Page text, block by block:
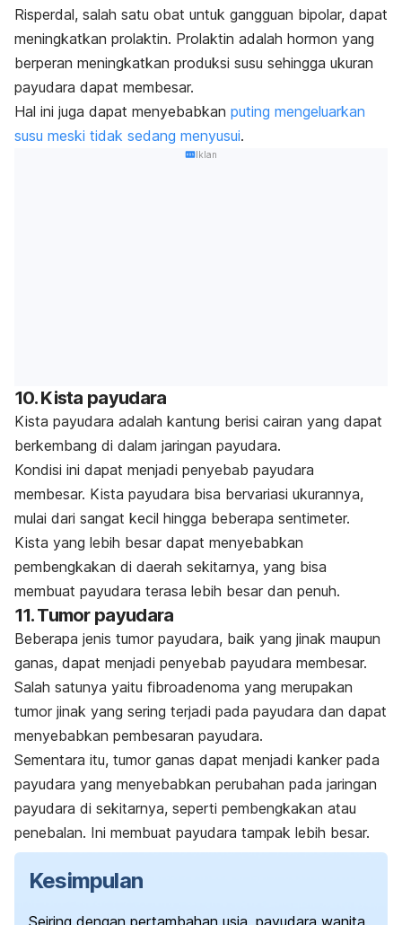
Risperdal, salah satu obat untuk gangguan bipolar, dapat
meningkatkan prolaktin. Prolaktin adalah hormon yang
berperan meningkatkan produksi susu sehingga ukuran
payudara dapat membesar.
Hal ini juga dapat menyebabkan puting mengeluarkan
susu meski tidak sedang menyusui.
Iklan
10. Kista payudara
Kista payudara adalah kantung berisi cairan yang dapat
berkembang di dalam jaringan payudara.
Kondisi ini dapat menjadi penyebab payudara
membesar. Kista payudara bisa bervariasi ukurannya,
mulai dari sangat kecil hingga beberapa sentimeter.
Kista yang lebih besar dapat menyebabkan
pembengkakan di daerah sekitarnya, yang bisa
membuat payudara terasa lebih besar dan penuh.
11. Tumor payudara
Beberapa jenis tumor payudara, baik yang jinak maupun
ganas, dapat menjadi penyebab payudara membesar.
Salah satunya yaitu fibroadenoma yang merupakan
tumor jinak yang sering terjadi pada payudara dan dapat
menyebabkan pembesaran payudara.
Sementara itu, tumor ganas dapat menjadi kanker pada
payudara yang menyebabkan perubahan pada jaringan
payudara di sekitarnya, seperti pembengkakan atau
penebalan. Ini membuat payudara tampak lebih besar.
Kesimpulan